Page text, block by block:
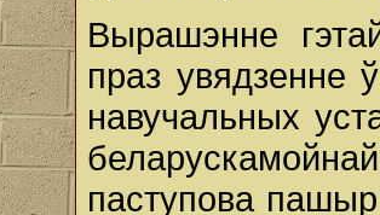
Вырашэнне
праз увядзенне
навучальных
паступова